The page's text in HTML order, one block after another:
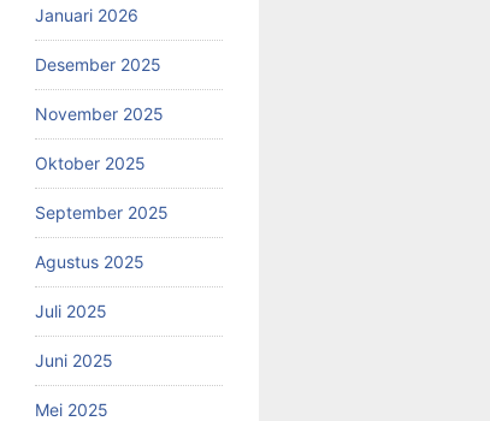
Januari 2026
Desember 2025
November 2025
Oktober 2025
September 2025
Agustus 2025
Juli 2025
Juni 2025
Mei 2025